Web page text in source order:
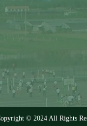
© 2024 All Rights